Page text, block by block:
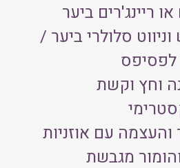
או ריינג'רים ביער
סלולרי ביער /
וחץ וקשת
עם אוזניות
מגבשת